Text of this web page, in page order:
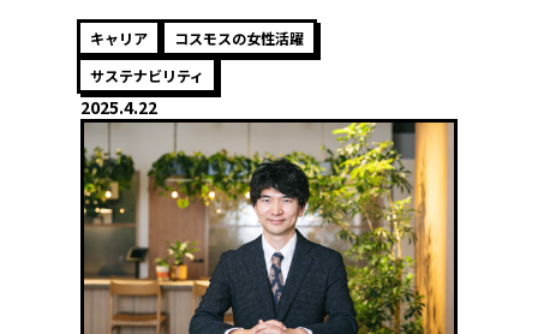
キャリア
コスモスの女性活躍
サステナビリティ
2025.4.22